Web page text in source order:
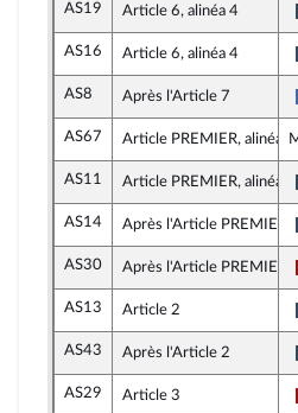
AS19 Article 6, alinéa 4
AS16 Article 6, alinéa 4
AS8 Après l'Article 7
AS67 Article PREMIER, alinéa 2
AS11 Article PREMIER, alinéa 2
AS14 Après l'Article PREMIER
AS30 Après l'Article PREMIER
AS13 Article 2
AS43 Après l'Article 2
AS29 Article 3